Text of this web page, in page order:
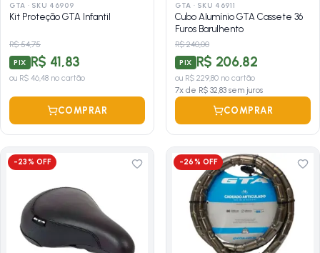
GTA · SKU 46909
Kit Proteção GTA Infantil
R$ 54,75
PIX R$ 41,83
ou R$ 46,48 no cartão
COMPRAR
GTA · SKU 46911
Cubo Alumínio GTA Cassete 36
Furos Barulhento
R$ 240,00
PIX R$ 206,82
ou R$ 229,80 no cartão
7x de R$ 32,83 sem juros
COMPRAR
-23% OFF -26% OFF